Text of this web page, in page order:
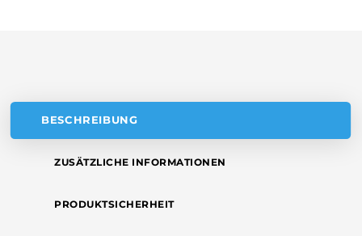
BESCHREIBUNG
ZUSÄTZLICHE INFORMATIONEN
PRODUKTSICHERHEIT